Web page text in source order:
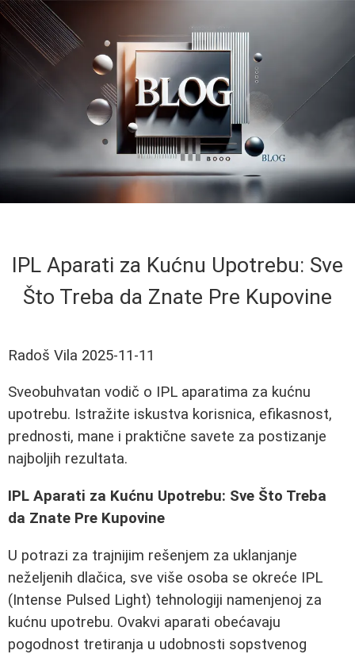
IPL Aparati za Kućnu Upotrebu: Sve
Što Treba da Znate Pre Kupovine
Radoš Vila 2025-11-11
Sveobuhvatan vodič o IPL aparatima za kućnu
upotrebu. Istražite iskustva korisnica, efikasnost,
prednosti, mane i praktične savete za postizanje
najboljih rezultata.
IPL Aparati za Kućnu Upotrebu: Sve Što Treba
da Znate Pre Kupovine
U potrazi za trajnijim rešenjem za uklanjanje
neželjenih dlačica, sve više osoba se okreće IPL
(Intense Pulsed Light) tehnologiji namenjenoj za
kućnu upotrebu. Ovakvi aparati obećavaju
pogodnost tretiranja u udobnosti sopstvenog